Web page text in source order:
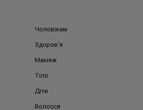
Чоловікам
Здоров'я
Макіяж
Тіло
Діти
Волосся